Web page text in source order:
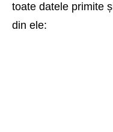
toate datele primite
din ele: